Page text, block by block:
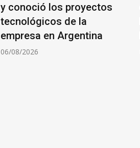
y conoció los proyectos
tecnológicos de la
empresa en Argentina
06/08/2026